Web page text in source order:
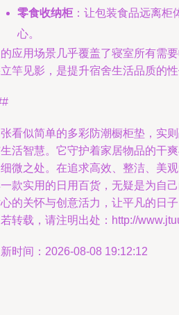
零食收纳柜：让包装食品远离柜
心。
应用场景几乎覆盖了寝室所有需
竿见影，是提升宿舍生活品质的性
看似简单的多彩防潮橱柜垫，实
活智慧。它守护着家居物品的干
微之处。在追求高效、整洁、美
款实用的日用百货，无疑是为自
的关怀与创意活力，让平凡的日子
转载，请注明出处：http://
时间：2026-08-08 19:12:12